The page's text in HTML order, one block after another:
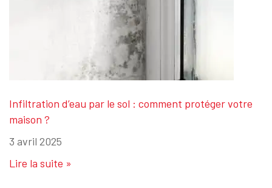
Infiltration d’eau par le sol : comment protéger votre
maison ?
3 avril 2025
Lire la suite »